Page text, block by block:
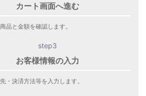
カート画面へ進む
品と金額を確認します。
step3
お客様情報の入力
・決済方法等を入力します。